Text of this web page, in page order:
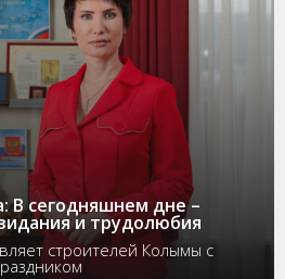
В сегодняшнем дне –
и трудолюбия
строителей Колымы с